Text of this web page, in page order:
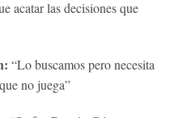
acatar las decisiones que
“Lo buscamos pero necesita
no juega”